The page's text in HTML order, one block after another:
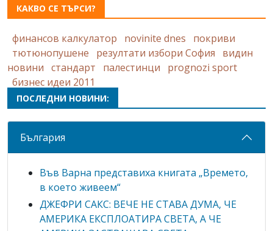
КАКВО СЕ ТЪРСИ?
финансов калкулатор novinite dnes
покриви
тютюнопушене
резултати избори София
видин
новини стандарт палестинци
prognozi sport
бизнес идеи 2011
ПОСЛЕДНИ НОВИНИ:
България
Във Варна представиха книгата „Времето,
в което живеем“
ДЖЕФРИ САКС: ВЕЧЕ НЕ СТАВА ДУМА, ЧЕ
АМЕРИКА ЕКСПЛОАТИРА СВЕТА, А ЧЕ